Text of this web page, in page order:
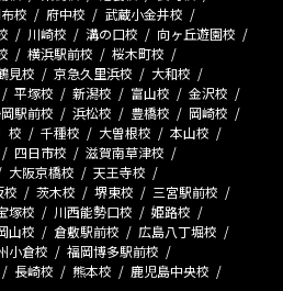
校 府中校
武蔵小金井校
川崎校 溝の口校
向ヶ丘遊園校
横浜駅前校
桜木町校
見校 京急久里浜校
大和校
平塚校 新潟校 富山校
金沢校
駅前校 浜松校 豊橋校
岡崎校
校 千種校 大曽根校
本山校
四日市校
滋賀南草津校
大阪京橋校
天王寺校
校 茨木校 堺東校
三宮駅前校
塚校 川西能勢口校
姫路校
山校 倉敷駅前校
広島八丁堀校
小倉校
福岡博多駅前校
長崎校 熊本校
鹿児島中央校